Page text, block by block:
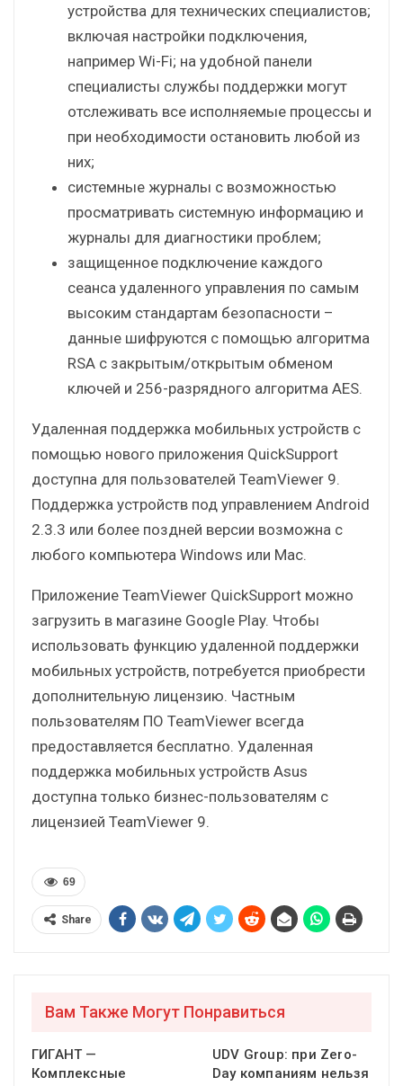
устройства для технических специалистов;
включая настройки подключения,
например Wi-Fi; на удобной панели
специалисты службы поддержки могут
отслеживать все исполняемые процессы и
при необходимости остановить любой из
них;
системные журналы с возможностью
просматривать системную информацию и
журналы для диагностики проблем;
защищенное подключение каждого
сеанса удаленного управления по самым
высоким стандартам безопасности –
данные шифруются с помощью алгоритма
RSA с закрытым/открытым обменом
ключей и 256-разрядного алгоритма AES.
Удаленная поддержка мобильных устройств с
помощью нового приложения QuickSupport
доступна для пользователей TeamViewer 9.
Поддержка устройств под управлением Android
2.3.3 или более поздней версии возможна с
любого компьютера Windows или Mac.
Приложение TeamViewer QuickSupport можно
загрузить в магазине Google Play. Чтобы
использовать функцию удаленной поддержки
мобильных устройств, потребуется приобрести
дополнительную лицензию. Частным
пользователям ПО TeamViewer всегда
предоставляется бесплатно. Удаленная
поддержка мобильных устройств Asus
доступна только бизнес-пользователям с
лицензией TeamViewer 9.
69
Share
Вам Также Могут Понравиться
ГИГАНТ —
Комплексные
UDV Group: при Zero-
Day компаниям нельзя